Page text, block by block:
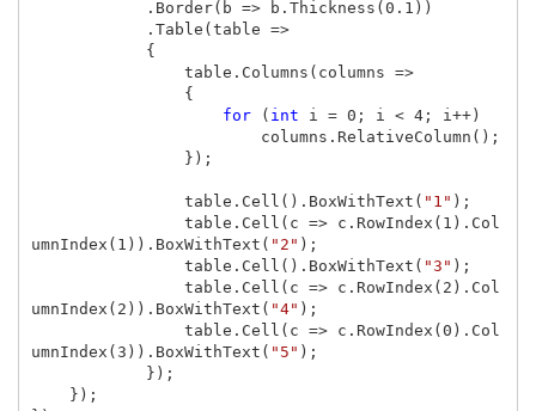
. Border( b => b . Thickness ( 0.1 ))
. Table ( table =>
{
table . Columns ( columns =>
{
for
( int i = 0 ; i < 4; i ++)
columns . RelativeColumn ();
});
table . Cell (). BoxWithText ( "1" );
table . Cell ( c => c . RowIndex ( 1 ). Col
umnIndex ( 1 )). BoxWithText ( "2" );
table . Cell (). BoxWithText ( "3" );
table . Cell ( c => c . RowIndex ( 2 ). Col
umnIndex ( 2 )). BoxWithText ( "4" );
table . Cell ( c => c . RowIndex ( 0 ). Col
umnIndex ( 3 )). BoxWithText ( "5" );
});
});